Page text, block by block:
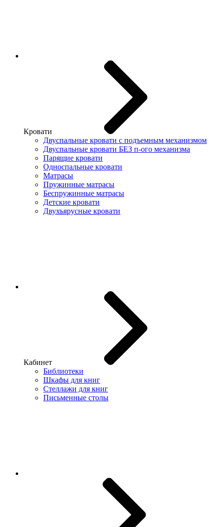
Кровати
Двуспальные кровати с подъемным механизмом
Двуспальные кровати БЕЗ п-ого механизма
Парящие кровати
Односпальные кровати
Матрасы
Пружинные матрасы
Беспружинные матрасы
Детские кровати
Двухъярусные кровати
Кабинет
Библиотеки
Шкафы для книг
Стеллажи для книг
Письменные столы